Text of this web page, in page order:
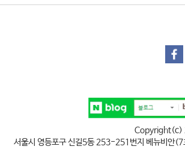
Copyright(c)
서울시 영등포구 신길5동 253-251번지 베뉴비